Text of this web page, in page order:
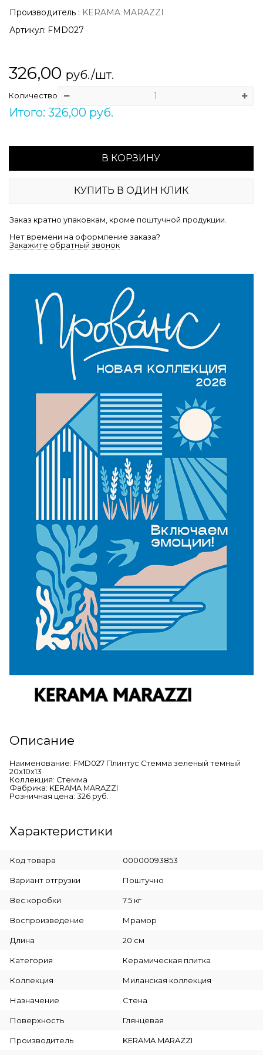
Производитель : KERAMA MARAZZI
Артикул: FMD027
326,00 руб./шт.
Количество
Итого: 326,00 руб.
В КОРЗИНУ
КУПИТЬ В ОДИН КЛИК
Заказ кратно упаковкам, кроме поштучной продукции.
Нет времени на оформление заказа?
Закажите обратный звонок
Описание
Наименование: FMD027 Плинтус Стемма зеленый темный
20x10x13
Коллекция: Стемма
Фабрика: KERAMA MARAZZI
Розничная цена: 326 руб.
Характеристики
Код товара 00000093853
Вариант отгрузки Поштучно
Вес коробки 7.5 кг
Воспроизведение Мрамор
Длина 20 см
Категория Керамическая плитка
Коллекция Миланская коллекция
Назначение Стена
Поверхность Глянцевая
Производитель KERAMA MARAZZI